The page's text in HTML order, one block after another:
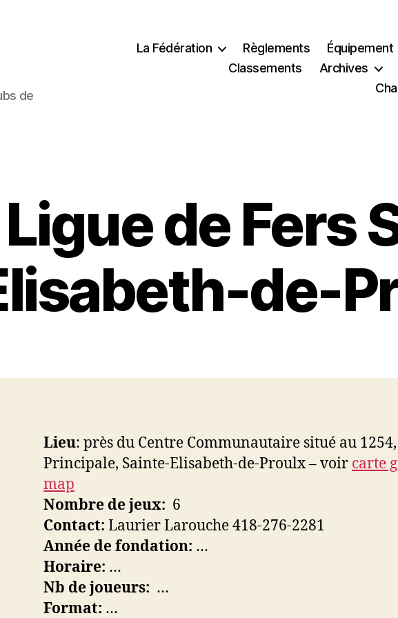
de
La Fédération Règlements Équipement
Classements
Archives
Ligue de Fers
de-
Lieu: près du Centre Communautaire situé au
Principale, Sainte-Elisabeth-de-Proulx – voir carte
map
Nombre de jeux: 6
Contact: Laurier Larouche 418-276-2281
Année de fondation: …
Horaire: …
Nb de joueurs: …
Format: …